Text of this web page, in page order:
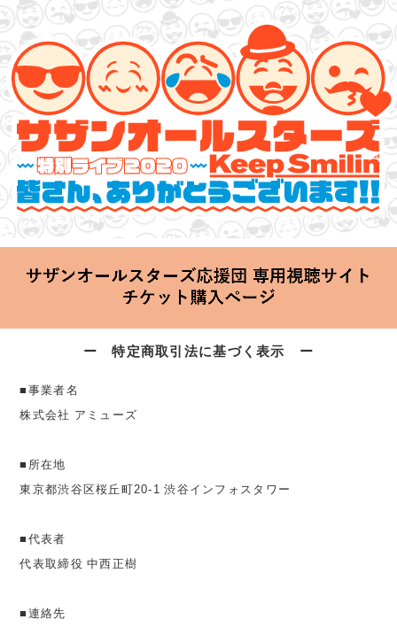
サザンオールスターズ 特別ライブ 2020
2020.06.25 Thu 20:00 Start at 横浜アリーナ
ー 特定商取引法に基づく表示 ー
■事業者名
株式会社 アミューズ
■所在地
東京都渋谷区桜丘町20-1 渋谷インフォスタワー
■代表者
代表取締役 中西正樹
■連絡先